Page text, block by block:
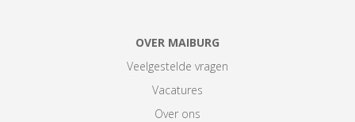
OVER MAIBURG
Veelgestelde vragen
Vacatures
Over ons